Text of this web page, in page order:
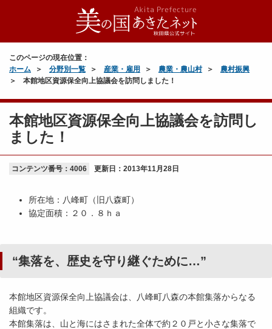
このページの現在位置：
ホーム
分野別一覧 産業・雇用 農業・農山村
農村振興
本館地区資源保全向上協議会を訪問しました！
本館地区資源保全向上協議会を訪問し
ました！
コンテンツ番号：4006 更新日： 2013年11月28日
所在地：八峰町（旧八森町）
協定面積：２０．８ｈａ
“集落を、歴史を守り継ぐために…”
本館地区資源保全向上協議会は、八峰町八森の本館集落からなる
組織です。
本館集落は、山と海にはさまれた全体で約２０戸と小さな集落で